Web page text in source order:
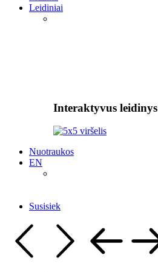
Leidiniai
Interaktyvus leidinys
Nuotraukos
EN
Susisiek